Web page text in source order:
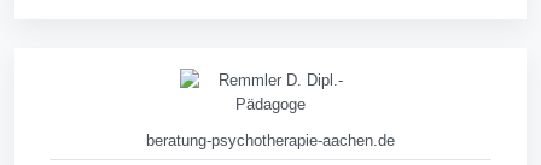
beratung-psychotherapie-aachen.de